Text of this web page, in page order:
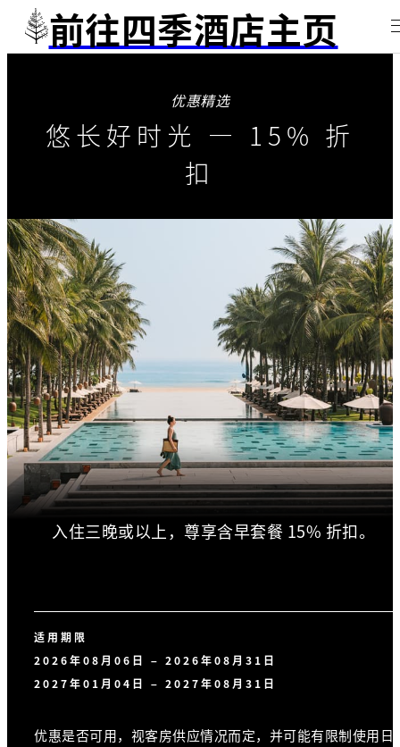
前往四季酒店主页
优惠精选
悠长好时光 — 15% 折
扣
入住三晚或以上，尊享含早套餐 15% 折扣。
适用期限
2026年08月06日 – 2026年08月31日
2027年01月04日 – 2027年08月31日
优惠是否可用，视客房供应情况而定，并可能有限制使用日